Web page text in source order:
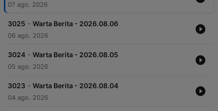
07 ago. 2026
3025 - Warta Berita - 2026.08.06
06 ago. 2026
3024 - Warta Berita - 2026.08.05
05 ago. 2026
3023 - Warta Berita - 2026.08.04
04 ago. 2026